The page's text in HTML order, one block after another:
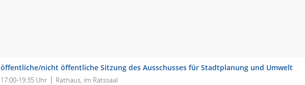
öffentliche/nicht öffentliche Sitzung des Ausschusses für Stadtplanung und Umwelt
17:00-19:35 Uhr Rathaus, im Ratssaal